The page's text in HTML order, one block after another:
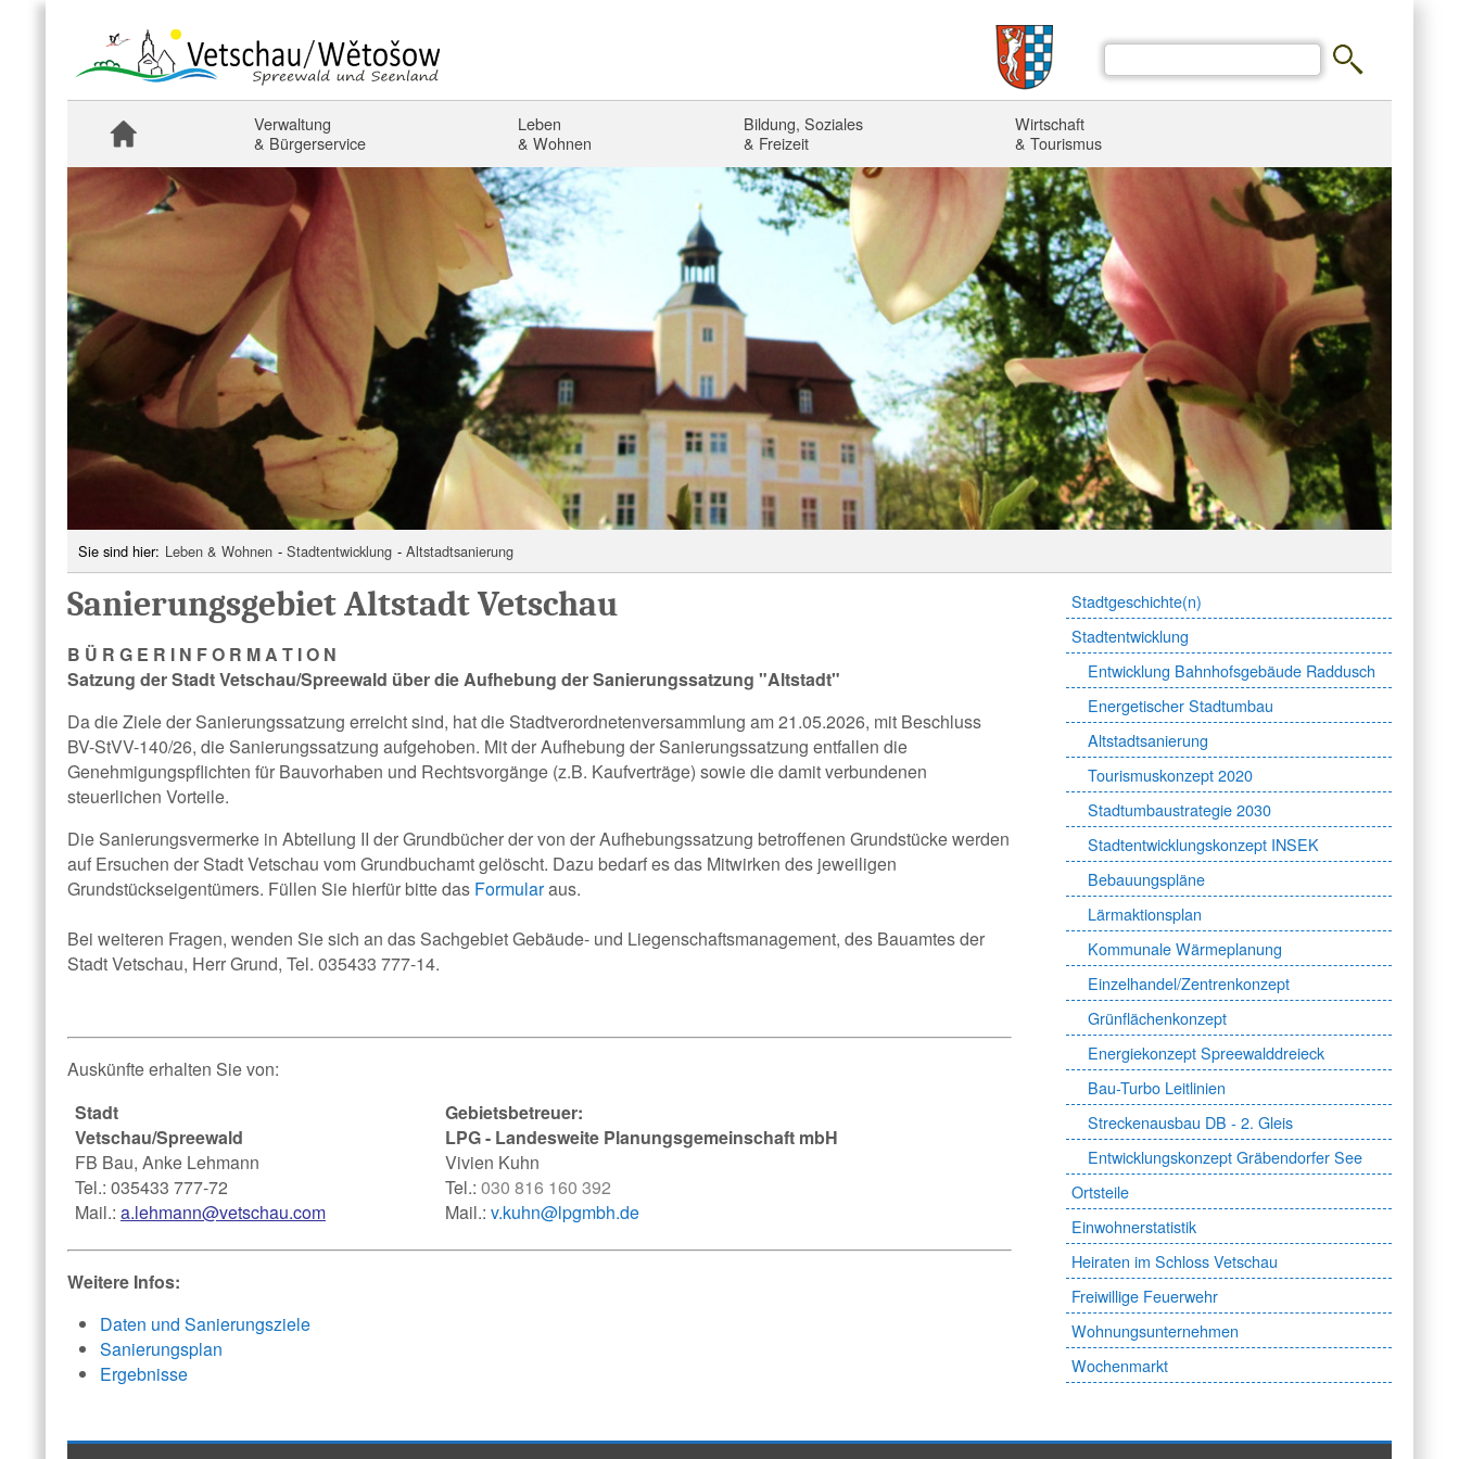
Verwaltung
& Bürgerservice
Leben
& Wohnen
Bildung, Soziales
& Freizeit
Wirtschaft
& Tourismus
Sie sind hier: Leben & Wohnen - Stadtentwicklung - Altstadtsanierung
Stadtgeschichte(n)
Stadtentwicklung
Entwicklung Bahnhofsgebäude Raddusch
Energetischer Stadtumbau
Altstadtsanierung
Tourismuskonzept 2020
Stadtumbaustrategie 2030
Stadtentwicklungskonzept INSEK
Bebauungspläne
Lärmaktionsplan
Kommunale Wärmeplanung
Einzelhandel/Zentrenkonzept
Grünflächenkonzept
Energiekonzept Spreewalddreieck
Bau-Turbo Leitlinien
Streckenausbau DB - 2. Gleis
Entwicklungskonzept Gräbendorfer See
Ortsteile
Einwohnerstatistik
Heiraten im Schloss Vetschau
Freiwillige Feuerwehr
Wohnungsunternehmen
Wochenmarkt
Sanierungsgebiet Altstadt Vetschau
B Ü R G E R I N F O R M A T I O N
Satzung der Stadt Vetschau/Spreewald über die Aufhebung der Sanierungssatzung "Altstadt"
Da die Ziele der Sanierungssatzung erreicht sind, hat die Stadtverordnetenversammlung am 21.05.2026, mit Beschluss
BV-StVV-140/26, die Sanierungssatzung aufgehoben. Mit der Aufhebung der Sanierungssatzung entfallen die
Genehmigungspflichten für Bauvorhaben und Rechtsvorgänge (z.B. Kaufverträge) sowie die damit verbundenen
steuerlichen Vorteile.
Die Sanierungsvermerke in Abteilung II der Grundbücher der von der Aufhebungssatzung betroffenen Grundstücke werden
auf Ersuchen der Stadt Vetschau vom Grundbuchamt gelöscht. Dazu bedarf es das Mitwirken des jeweiligen
Grundstückseigentümers. Füllen Sie hierfür bitte das Formularaus.
Bei weiteren Fragen, wenden Sie sich an das Sachgebiet Gebäude- und Liegenschaftsmanagement, des Bauamtes der
Stadt Vetschau, Herr Grund, Tel. 035433 777-14.
Auskünfte erhalten Sie von:
Stadt
Vetschau/Spreewald
FB Bau, Anke Lehmann
Tel.: 035433 777-72
Mail.: a.lehmann@vetschau.com
Gebietsbetreuer:
LPG - Landesweite Planungsgemeinschaft mbH
Vivien Kuhn
Tel.: 030 816 160 392
Mail.: v.kuhn@lpgmbh.de
Weitere Infos:
Daten und Sanierungsziele
Sanierungsplan
Ergebnisse